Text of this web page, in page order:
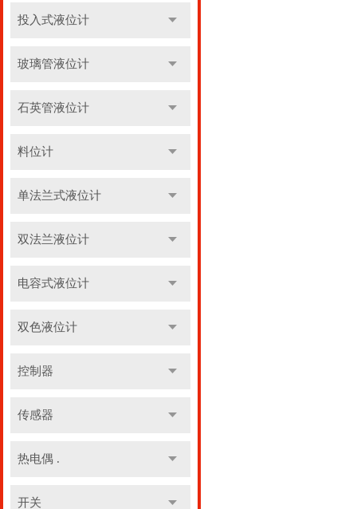
投入式液位计
玻璃管液位计
石英管液位计
料位计
单法兰式液位计
双法兰液位计
电容式液位计
双色液位计
控制器
传感器
热电偶 .
开关